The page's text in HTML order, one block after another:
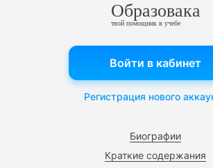
Образовака
твой помощник в учебе
Биографии
Краткие содержания
Войти в кабинет
Регистрация нового